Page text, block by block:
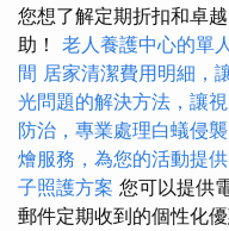
您想了解定期折扣和卓
助！ 老人養護中心的單
間 居家清潔費用明細，
光問題的解決方法，讓
防治，專業處理白蟻侵
燴服務，為您的活動提
子照護方案 您可以提供
郵件定期收到的個性化